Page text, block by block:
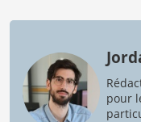
pour